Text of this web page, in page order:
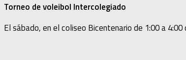
Torneo de voleibol Intercolegiado
El sábado, en el coliseo Bicentenario de 1:00 a